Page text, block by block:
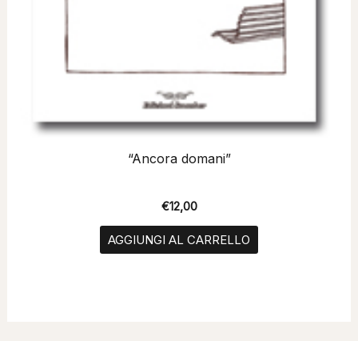
“Ancora domani”
€12,00
AGGIUNGI AL CARRELLO